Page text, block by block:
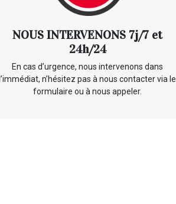
NOUS INTERVENONS 7j/7 et
24h/24
En cas d’urgence, nous intervenons dans
l’immédiat, n’hésitez pas à nous contacter via le
formulaire ou à nous appeler.